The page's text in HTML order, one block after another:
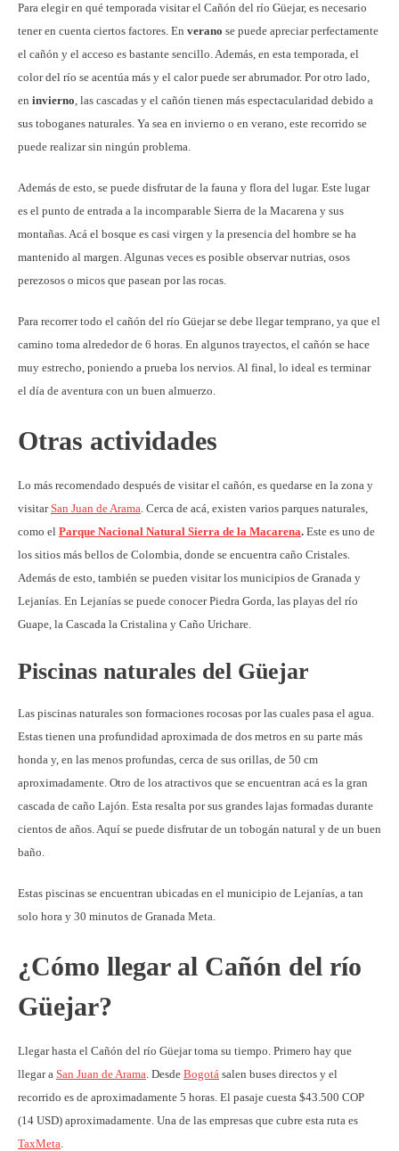
Para elegir en qué temporada visitar el Cañón del río Güejar, es necesario
tener en cuenta ciertos factores. En verano se puede apreciar perfectamente
el cañón y el acceso es bastante sencillo. Además, en esta temporada, el
color del río se acentúa más y el calor puede ser abrumador. Por otro lado,
en invierno, las cascadas y el cañón tienen más espectacularidad debido a
sus toboganes naturales. Ya sea en invierno o en verano, este recorrido se
puede realizar sin ningún problema.
Además de esto, se puede disfrutar de la fauna y flora del lugar. Este lugar
es el punto de entrada a la incomparable Sierra de la Macarena y sus
montañas. Acá el bosque es casi virgen y la presencia del hombre se ha
mantenido al margen. Algunas veces es posible observar nutrias, osos
perezosos o micos que pasean por las rocas.
Para recorrer todo el cañón del río Güejar se debe llegar temprano, ya que el
camino toma alrededor de 6 horas. En algunos trayectos, el cañón se hace
muy estrecho, poniendo a prueba los nervios. Al final, lo ideal es terminar
el día de aventura con un buen almuerzo.
Otras actividades
Lo más recomendado después de visitar el cañón, es quedarse en la zona y
visitarSan Juan de Arama. Cerca de acá, existen varios parques naturales,
como el Parque Nacional Natural Sierra de la Macarena. Este es uno de
los sitios más bellos de Colombia, donde se encuentra caño Cristales.
Además de esto, también se pueden visitar los municipios de Granada y
Lejanías. En Lejanías se puede conocer Piedra Gorda, las playas del río
Guape, la Cascada la Cristalina y Caño Urichare.
Piscinas naturales del Güejar
Las piscinas naturales son formaciones rocosas por las cuales pasa el agua.
Estas tienen una profundidad aproximada de dos metros en su parte más
honda y, en las menos profundas, cerca de sus orillas, de 50 cm
aproximadamente. Otro de los atractivos que se encuentran acá es la gran
cascada de caño Lajón. Esta resalta por sus grandes lajas formadas durante
cientos de años. Aquí se puede disfrutar de un tobogán natural y de un buen
baño.
Estas piscinas se encuentran ubicadas en el municipio de Lejanías, a tan
solo hora y 30 minutos de Granada Meta.
¿Cómo llegar al Cañón del río
Güejar?
Llegar hasta el Cañón del río Güejar toma su tiempo. Primero hay que
llegar a San Juan de Arama. Desde Bogotá salen buses directos y el
recorrido es de aproximadamente 5 horas. El pasaje cuesta $43.500 COP
(14 USD) aproximadamente. Una de las empresas que cubre esta ruta es
TaxMeta.